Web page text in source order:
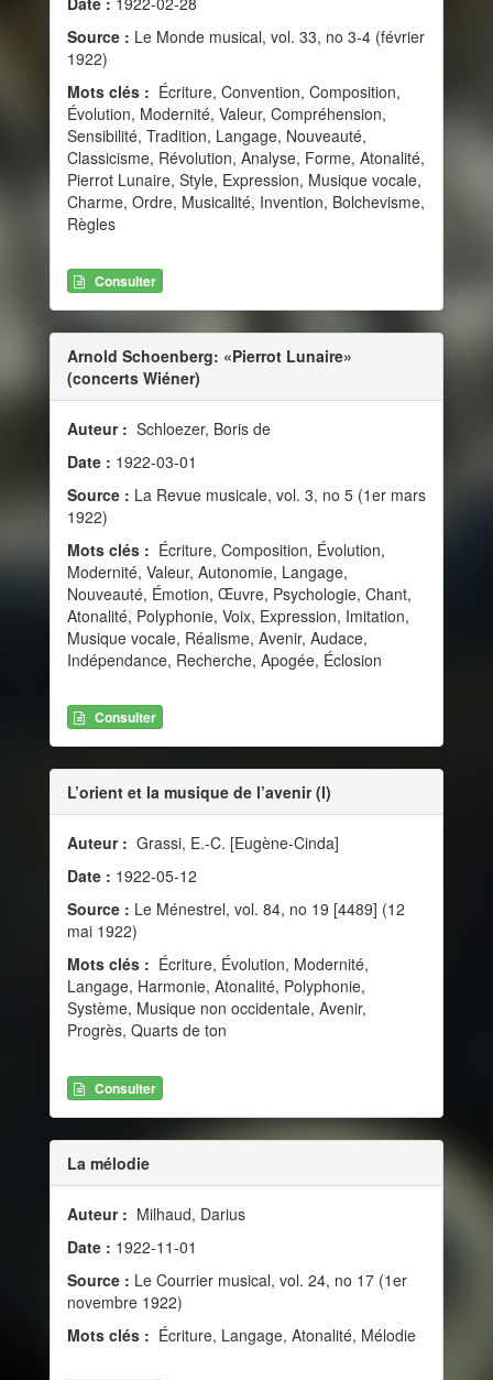
Source : Le Monde musical, vol. 33, no 3-4 (février
1922)
Mots clés : Écriture, Convention, Composition,
Évolution, Modernité, Valeur, Compréhension,
Sensibilité, Tradition, Langage, Nouveauté,
Classicisme, Révolution, Analyse, Forme, Atonalité,
Pierrot Lunaire, Style, Expression, Musique vocale,
Charme, Ordre, Musicalité, Invention, Bolchevisme,
Règles
Consulter
Arnold Schoenberg: «Pierrot Lunaire»
(concerts Wiéner)
Auteur : Schloezer, Boris de
Date : 1922-03-01
Source : La Revue musicale, vol. 3, no 5 (1er mars
1922)
Mots clés : Écriture, Composition, Évolution,
Modernité, Valeur, Autonomie, Langage,
Nouveauté, Émotion, Œuvre, Psychologie, Chant,
Atonalité, Polyphonie, Voix, Expression, Imitation,
Musique vocale, Réalisme, Avenir, Audace,
Indépendance, Recherche, Apogée, Éclosion
Consulter
L’orient et la musique de l’avenir (I)
Auteur : Grassi, E.-C. [Eugène-Cinda]
Date : 1922-05-12
Source : Le Ménestrel, vol. 84, no 19 [4489] (12
mai 1922)
Mots clés : Écriture, Évolution, Modernité,
Langage, Harmonie, Atonalité, Polyphonie,
Système, Musique non occidentale, Avenir,
Progrès, Quarts de ton
Consulter
La mélodie
Auteur : Milhaud, Darius
Date : 1922-11-01
Source : Le Courrier musical, vol. 24, no 17 (1er
novembre 1922)
Mots clés : Écriture, Langage, Atonalité, Mélodie